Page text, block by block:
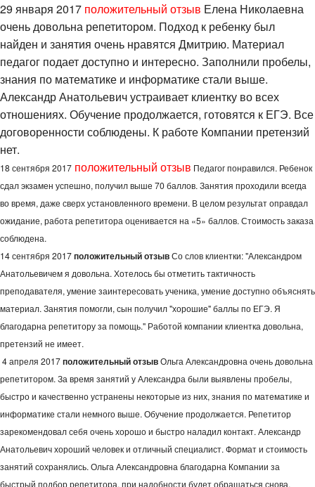
29 января 2017 положительный отзыв Елена Николаевна
очень довольна репетитором. Подход к ребенку был
найден и занятия очень нравятся Дмитрию. Материал
педагог подает доступно и интересно. Заполнили пробелы,
знания по математике и информатике стали выше.
Александр Анатольевич устраивает клиентку во всех
отношениях. Обучение продолжается, готовятся к ЕГЭ. Все
договоренности соблюдены. К работе Компании претензий
нет.
18 сентября 2017 положительный отзыв Педагог понравился. Ребенок
сдал экзамен успешно, получил выше 70 баллов. Занятия проходили всегда
во время, даже сверх установленного времени. В целом результат оправдал
ожидание, работа репетитора оценивается на «5» баллов. Стоимость заказа
соблюдена.
14 сентября 2017положительный отзывСо слов клиентки: "Александром
Анатольевичем я довольна. Хотелось бы отметить тактичность
преподавателя, умение заинтересовать ученика, умение доступно объяснять
материал. Занятия помогли, сын получил "хорошие" баллы по ЕГЭ. Я
благодарна репетитору за помощь." Работой компании клиентка довольна,
претензий не имеет.
4 апреля 2017положительный отзывОльга Александровна очень довольна
репетитором. За время занятий у Александра были выявлены пробелы,
быстро и качественно устранены некоторые из них, знания по математике и
информатике стали немного выше. Обучение продолжается. Репетитор
зарекомендовал себя очень хорошо и быстро наладил контакт. Александр
Анатольевич хороший человек и отличный специалист. Формат и стоимость
занятий сохранялись. Ольга Александровна благодарна Компании за
быстрый подбор репетитора, при надобности будет обращаться снова.